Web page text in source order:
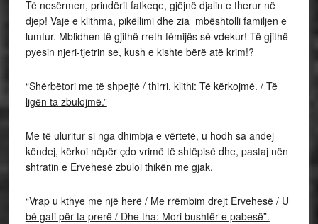
Të nesërmen, prindërit fatkeqe, gjëjnë djalin e therur në
djep! Vaje e klithma, pikëllimi dhe zia mbështolli familjen e
lumtur. Mblidhen të gjithë rreth fëmijës së vdekur! Të gjithë
pyesin njeri-tjetrin se, kush e kishte bërë atë krim!?
“Shërbëtori me të shpejtë / thirri, klithi: Të kërkojmë. / Të
ligën ta zbulojmë.”
Me të uluritur si nga dhimbja e vërtetë, u hodh sa andej
këndej, kërkoi nëpër çdo vrimë të shtëpisë dhe, pastaj nën
shtratin e Ervehesë zbuloi thikën me gjak.
“Vrap u kthye me një herë / Me rrëmbim drejt Ervehesë / U
bë gati për ta prerë / Dhe tha: Mori bushtër e pabesë”.